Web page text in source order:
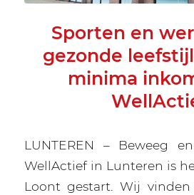
Sporten en
gezonde
minima
LUNTEREN – Beweeg
WellActief in Lunteren is
Loont gestart. Wij